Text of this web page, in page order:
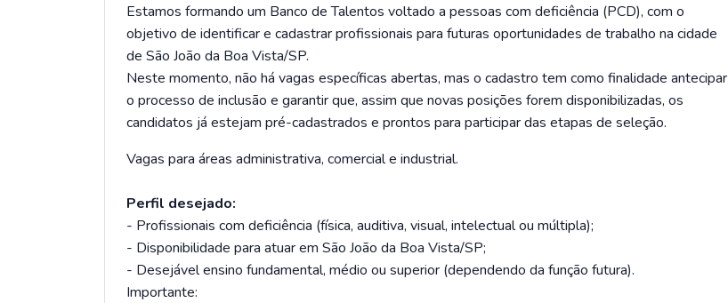
Estamos formando um Banco de Talentos voltado a pessoas com deficiência (PCD), com o
objetivo de identificar e cadastrar profissionais para futuras oportunidades de trabalho na cidade
de São João da Boa Vista/SP.
Neste momento, não há vagas específicas abertas, mas o cadastro tem como finalidade antecipar
o processo de inclusão e garantir que, assim que novas posições forem disponibilizadas, os
candidatos já estejam pré-cadastrados e prontos para participar das etapas de seleção.
Vagas para áreas administrativa, comercial e industrial.
Perfil desejado:
- Profissionais com deficiência (física, auditiva, visual, intelectual ou múltipla);
- Disponibilidade para atuar em São João da Boa Vista/SP;
- Desejável ensino fundamental, médio ou superior (dependendo da função futura).
Importante: